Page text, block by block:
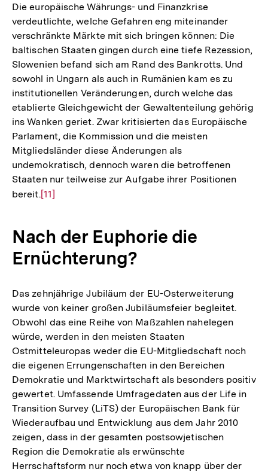
Die europäische Währungs- und Finanzkrise
verdeutlichte, welche Gefahren eng miteinander
verschränkte Märkte mit sich bringen können: Die
baltischen Staaten gingen durch eine tiefe Rezession,
Slowenien befand sich am Rand des Bankrotts. Und
sowohl in Ungarn als auch in Rumänien kam es zu
institutionellen Veränderungen, durch welche das
etablierte Gleichgewicht der Gewaltenteilung gehörig
ins Wanken geriet. Zwar kritisierten das Europäische
Parlament, die Kommission und die meisten
Mitgliedsländer diese Änderungen als
undemokratisch, dennoch waren die betroffenen
Staaten nur teilweise zur Aufgabe ihrer Positionen
bereit.Zur
Fußnote
[11]
Nach der Euphorie die
Ernüchterung?
Das zehnjährige Jubiläum der EU-Osterweiterung
wurde von keiner großen Jubiläumsfeier begleitet.
Obwohl das eine Reihe von Maßzahlen nahelegen
würde, werden in den meisten Staaten
Ostmitteleuropas weder die EU-Mitgliedschaft noch
die eigenen Errungenschaften in den Bereichen
Demokratie und Marktwirtschaft als besonders positiv
gewertet. Umfassende Umfragedaten aus der Life in
Transition Survey (LiTS) der Europäischen Bank für
Wiederaufbau und Entwicklung aus dem Jahr 2010
zeigen, dass in der gesamten postsowjetischen
Region die Demokratie als erwünschte
Herrschaftsform nur noch etwa von knapp über der